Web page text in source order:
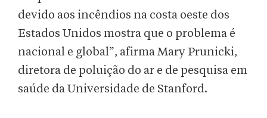
devido aos incêndios na costa oeste dos
Estados Unidos mostra que o problema é
nacional e global”, afirma Mary Prunicki,
diretora de poluição do ar e de pesquisa em
saúde da Universidade de Stanford.